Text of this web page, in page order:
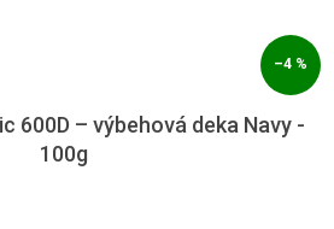
–4 %
600D – výbehová deka Navy -
100g